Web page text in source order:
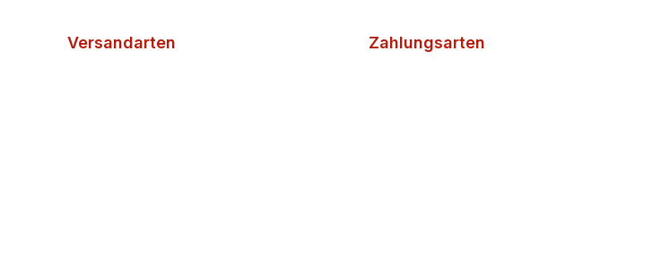
Versandarten Zahlungsarten